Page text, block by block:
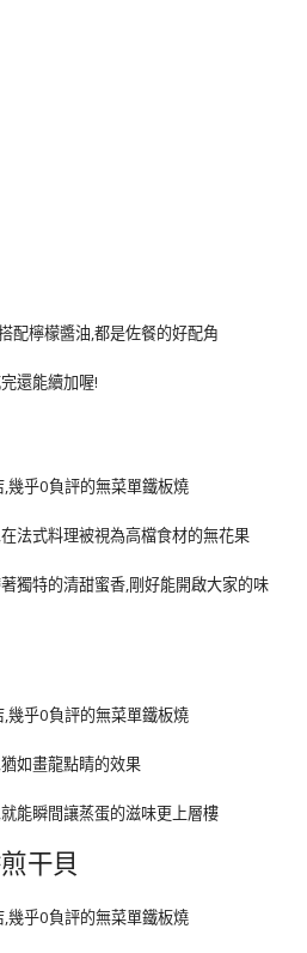
配檸檬醬油,都是佐餐的好配角
還能續加喔!
法式料理被視為高檔食材的無花果
獨特的清甜蜜香,剛好能開啟大家的味
如畫龍點睛的效果
能瞬間讓蒸蛋的滋味更上層樓
干貝